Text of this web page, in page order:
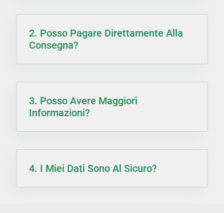
2. Posso Pagare Direttamente Alla
Consegna?
3. Posso Avere Maggiori
Informazioni?
4. I Miei Dati Sono Al Sicuro?